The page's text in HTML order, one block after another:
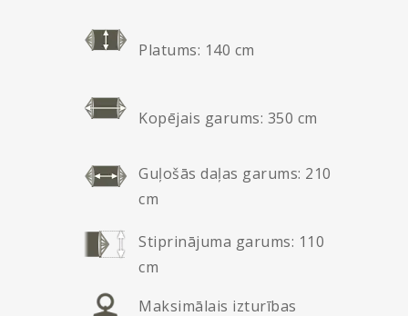
Platums: 140 cm
Kopējais garums: 350 cm
Guļošās daļas garums: 210
cm
Stiprinājuma garums: 110
cm
Maksimālais izturības